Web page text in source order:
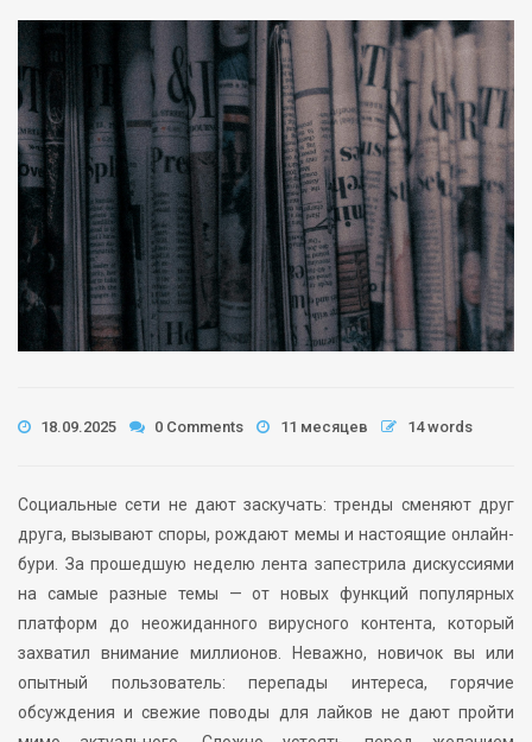
18.09.2025 0 Comments 11 месяцев 14 words
Социальные сети не дают заскучать: тренды сменяют друг
друга, вызывают споры, рождают мемы и настоящие онлайн-
бури. За прошедшую неделю лента запестрила дискуссиями
на самые разные темы — от новых функций популярных
платформ до неожиданного вирусного контента, который
захватил внимание миллионов. Неважно, новичок вы или
опытный пользователь: перепады интереса, горячие
обсуждения и свежие поводы для лайков не дают пройти